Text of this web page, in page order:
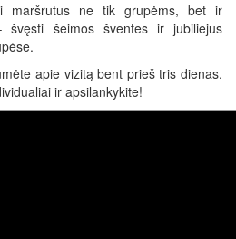
maršrutus ne tik grupėms, bet ir
švęsti šeimos šventes ir jubiliejus
apie vizitą bent prieš tris dienas.
ir apsilankykite!